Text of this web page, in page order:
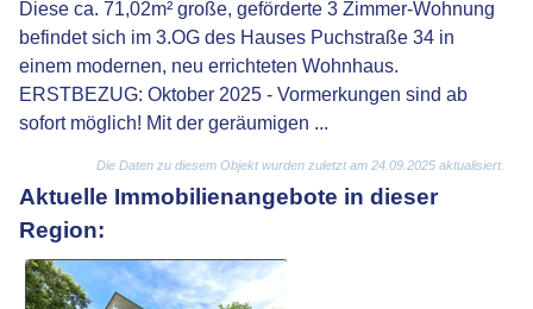
Diese ca. 71,02m² große, geförderte 3 Zimmer-Wohnung
befindet sich im 3.OG des Hauses Puchstraße 34 in
einem modernen, neu errichteten Wohnhaus.
ERSTBEZUG: Oktober 2025 - Vormerkungen sind ab
sofort möglich! Mit der geräumigen ...
Die Daten zu diesem Objekt wurden zuletzt am 24.09.2025 aktualisiert.
Aktuelle Immobilienangebote in dieser
Region: